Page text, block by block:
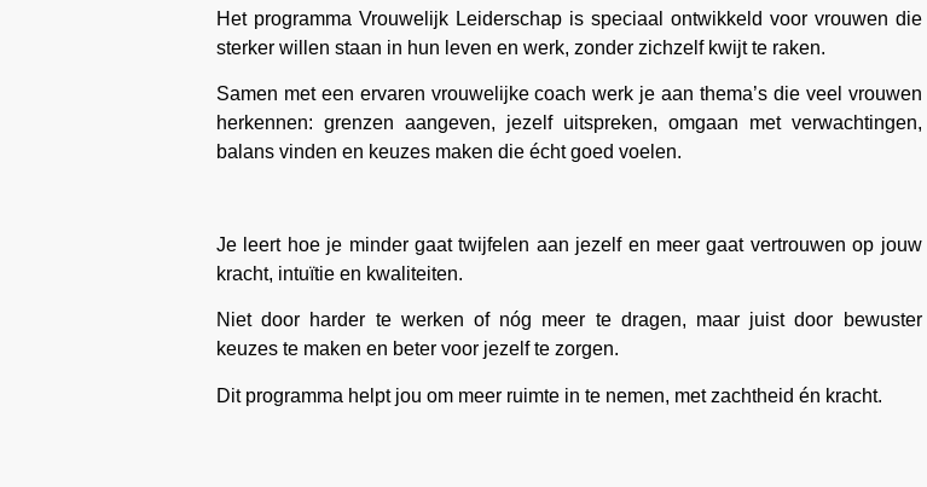
Het programma Vrouwelijk Leiderschap is speciaal ontwikkeld voor vrouwen die
sterker willen staan in hun leven en werk, zonder zichzelf kwijt te raken.
Samen met een ervaren vrouwelijke coach werk je aan thema’s die veel vrouwen
herkennen: grenzen aangeven, jezelf uitspreken, omgaan met verwachtingen,
balans vinden en keuzes maken die écht goed voelen.
Je leert hoe je minder gaat twijfelen aan jezelf en meer gaat vertrouwen op jouw
kracht, intuïtie en kwaliteiten.
Niet door harder te werken of nóg meer te dragen, maar juist door bewuster
keuzes te maken en beter voor jezelf te zorgen.
Dit programma helpt jou om meer ruimte in te nemen, met zachtheid én kracht.